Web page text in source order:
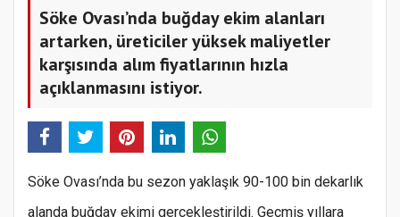
Söke Ovası’nda buğday ekim alanları
artarken, üreticiler yüksek maliyetler
karşısında alım fiyatlarının hızla
açıklanmasını istiyor.
Söke Ovası’nda bu sezon yaklaşık 90-100 bin dekarlık
alanda buğday ekimi gerçekleştirildi. Geçmiş yıllara